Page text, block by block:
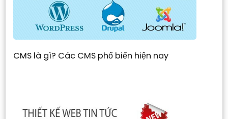
CMS là gì? Các CMS phổ biến hiện nay